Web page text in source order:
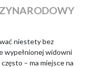
niestety bez
wypełnionej widowni
– ma miejsce na